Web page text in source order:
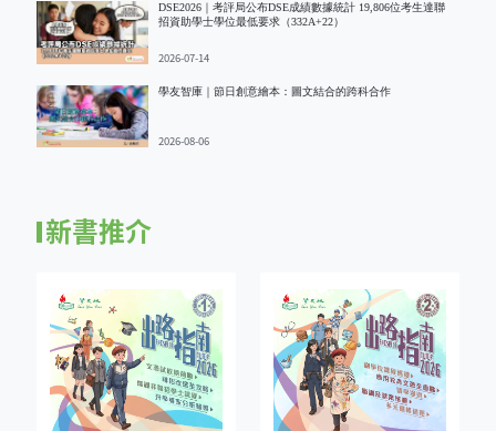
DSE2026｜考評局公布DSE成績數據統計 19,806位考生達聯
招資助學士學位最低要求（332A+22）
2026-07-14
學友智庫｜節日創意繪本：圖文結合的跨科合作
2026-08-06
新書推介